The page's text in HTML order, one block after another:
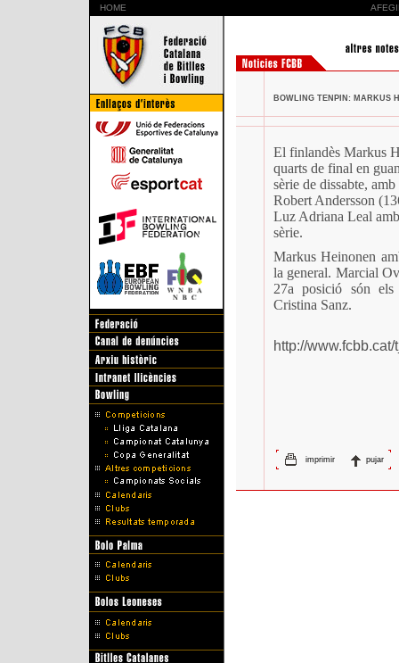
HOME
BOWLING TENPIN: MARKUS
El finlandès Markus
quarts de final en
sèrie de dissabte,
Robert Andersson
Luz Adriana Leal
sèrie.
Markus Heinonen
la general. Marcial
27a posició són els
Cristina Sanz.
http://
imprimir pujar